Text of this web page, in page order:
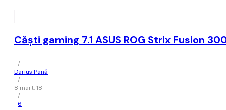
Căști gaming 7.1 ASUS ROG Strix Fusion
/
Darius Pană
/
8 mart. 18
/
6